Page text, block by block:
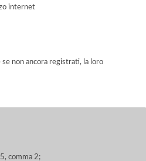
internet
non ancora registrati, la loro
comma 2;